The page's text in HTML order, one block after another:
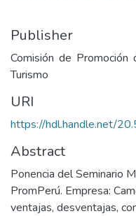
Publisher
Comisión de
Turismo
URI
https://hdl.handle.net/
Abstract
Ponencia del Seminario
PromPerú. Empresa:
ventajas, desventajas,